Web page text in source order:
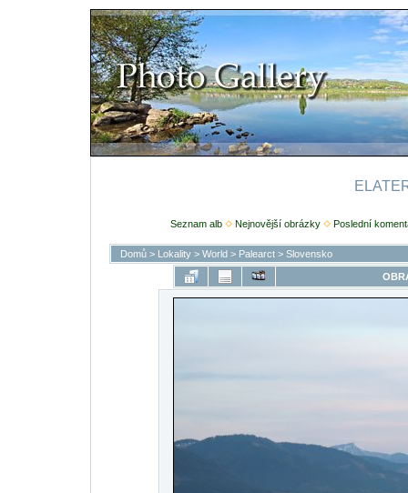
Seznam alb Nejnovější obrázky Poslední
Domů> Lokality> World> Palearct> Slovensko